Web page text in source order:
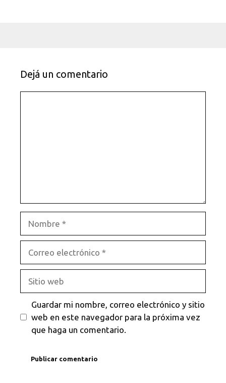
Dejá un comentario
electrónico
web
Guardar mi nombre, correo electrónico y sitio
web en este navegador para la próxima vez
que haga un comentario.